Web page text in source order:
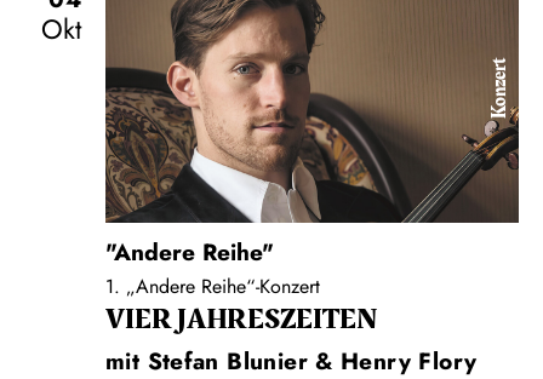
Okt
Konzert
"Andere Reihe"
1. „Andere Reihe“-Konzert
VIER JAHRESZEITEN
mit Stefan Blunier & Henry Flory